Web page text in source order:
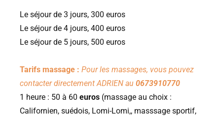
Le séjour de 3 jours, 300 euros
Le séjour de 4 jours, 400 euros
Le séjour de 5 jours, 500 euros
Tarifs massage : Pour les massages, vous pouvez
contacter directement ADRIEN au 0673910770
1 heure : 50 à 60 euros (massage au choix :
Californien, suédois, Lomi-Lomi,, masssage sportif,